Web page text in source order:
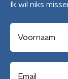
Ik wil niks